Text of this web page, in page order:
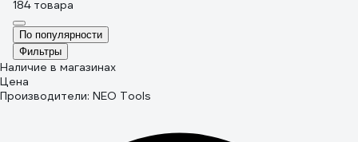
184 товара
По популярности
Фильтры
Наличие в магазинах
Цена
Производители: NEO Tools